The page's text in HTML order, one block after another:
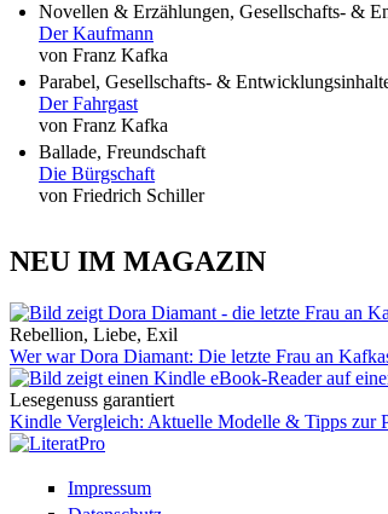
Novellen & Erzählungen, Gesellschafts- &
Der Kaufmann
von Franz Kafka
Parabel, Gesellschafts- &
Der Fahrgast
von Franz Kafka
Ballade, Freundschaft
Die Bürgschaft
von Friedrich Schiller
NEU IM MAGAZIN
Rebellion, Liebe, Exil
Wer war Dora Diamant: Die letzte Frau an
Lesegenuss garantiert
Kindle Vergleich: Aktuelle Modelle & Tipps zur
Impressum